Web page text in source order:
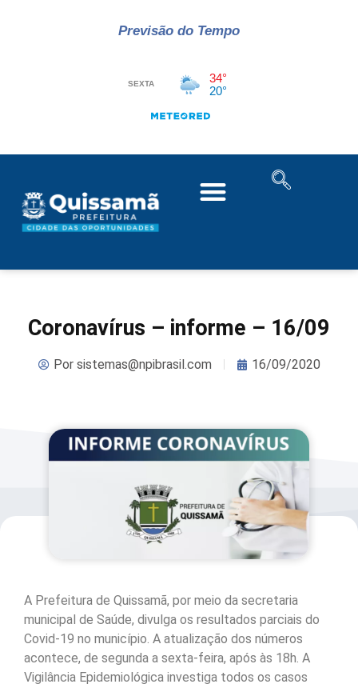
Previsão do Tempo
Coronavírus – informe – 16/09
Porsistemas@npibrasil.com 16/09/2020
A Prefeitura de Quissamã, por meio da secretaria
municipal de Saúde, divulga os resultados parciais do
Covid-19 no município. A atualização dos números
acontece, de segunda a sexta-feira, após às 18h. A
Vigilância Epidemiológica investiga todos os casos